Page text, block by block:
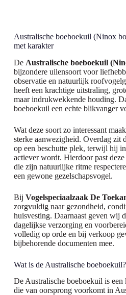
Australische boeboekuil (Ninox
met karakter
De Australische boeboekuil
bijzondere uilensoort voor
observatie en natuurlijk
heeft een krachtige uitstraling,
maar indrukwekkende houding.
boeboekuil een echte blikvanger
Wat deze soort zo interessant
sterke aanwezigheid. Overdag zit
op een beschutte plek, terwijl hij
actiever wordt. Hierdoor past
die zijn natuurlijke ritme
een gewone gezelschapsvogel.
Bij Vogelspeciaalzaak De
zorgvuldig naar gezondheid,
huisvesting. Daarnaast geven wij
dagelijkse verzorging en
volledig op orde en bij verkoop
bijbehorende documenten mee.
Wat is de Australische boeboekuil?
De Australische boeboekuil is
die van oorsprong voorkomt in